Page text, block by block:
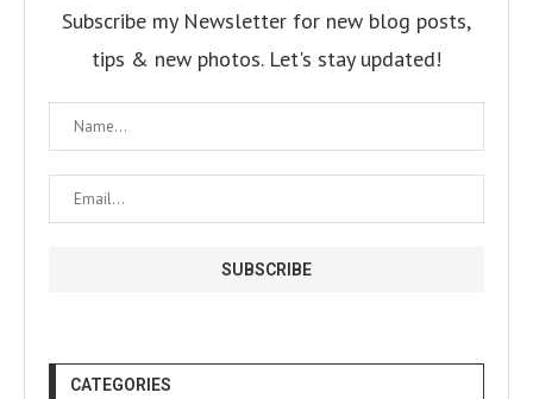
Subscribe my Newsletter for new blog posts,
tips & new photos. Let's stay updated!
CATEGORIES